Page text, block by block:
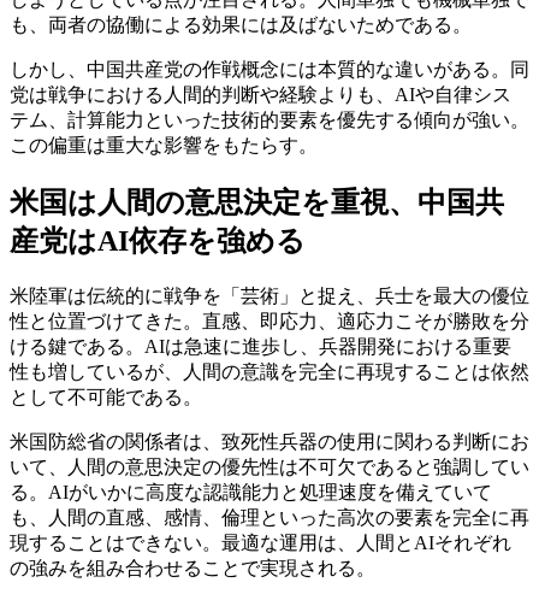
も、両者の協働による効果には及ばないためである。
しかし、中国共産党の作戦概念には本質的な違いがある。同
党は戦争における人間的判断や経験よりも、AIや自律シス
テム、計算能力といった技術的要素を優先する傾向が強い。
この偏重は重大な影響をもたらす。
米国は人間の意思決定を重視、中国共
産党はAI依存を強める
米陸軍は伝統的に戦争を「芸術」と捉え、兵士を最大の優位
性と位置づけてきた。直感、即応力、適応力こそが勝敗を分
ける鍵である。AIは急速に進歩し、兵器開発における重要
性も増しているが、人間の意識を完全に再現することは依然
として不可能である。
米国防総省の関係者は、致死性兵器の使用に関わる判断にお
いて、人間の意思決定の優先性は不可欠であると強調してい
る。AIがいかに高度な認識能力と処理速度を備えていて
も、人間の直感、感情、倫理といった高次の要素を完全に再
現することはできない。最適な運用は、人間とAIそれぞれ
の強みを組み合わせることで実現される。